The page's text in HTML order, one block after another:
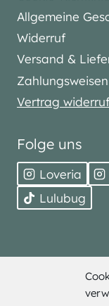
Allgemeine
Widerruf
Versand &
Zahlungsweisen
Vertrag
Folge uns
Loveria
Lulubug
© 2026 Bell